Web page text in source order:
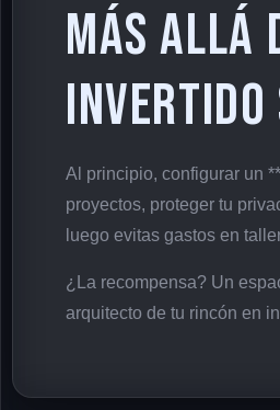
Más allá
invertido
Al principio, configurar un
proyectos, proteger tu
luego evitas gastos en
¿La recompensa? Un
arquitecto de tu rincón en